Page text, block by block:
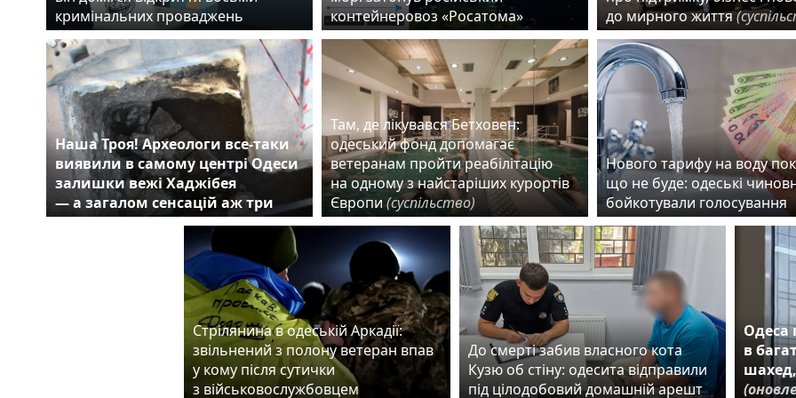
кримінальних проваджень
контейнеровоз «Росатома»
до мирного життя
Наша Троя! Археологи все-таки
виявили в самому центрі Одеси
залишки вежі Хаджібея
— а загалом сенсацій аж три
Там, де лікувався Бетховен:
одеський фонд допомагає
ветеранам пройти реабілітацію
на одному з найстаріших курортів
Європи (суспільство)
Нового тарифу на воду
що не буде: одеські
бойкотували голосування
Стрілянина в одеській Аркадії:
звільнений з полону ветеран впав
у кому після сутички
з військовослужбовцем
До смерті забив власного кота
Кузю об стіну: одесита відправили
під цілодобовий домашній арешт
Одеса
в